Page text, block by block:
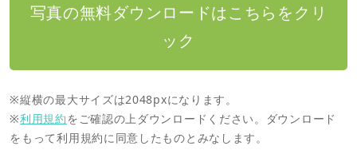
写真の無料ダウンロードはこちらをクリ
ック
※縦横の最大サイズは2048pxになります。
※利用規約をご確認の上ダウンロードください。ダウンロード
をもって利用規約に同意したものとみなします。